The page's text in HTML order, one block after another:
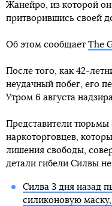
Жанейро, из которой
притворившись своей
Об этом сообщает The
После того, как 42-
неудачный побег, его
Утром 6 августа
Представители тюрьмы
наркоторговцев,
лишения свободы,
детали гибели Силвы
Силва 3 дня назад
силиконовую